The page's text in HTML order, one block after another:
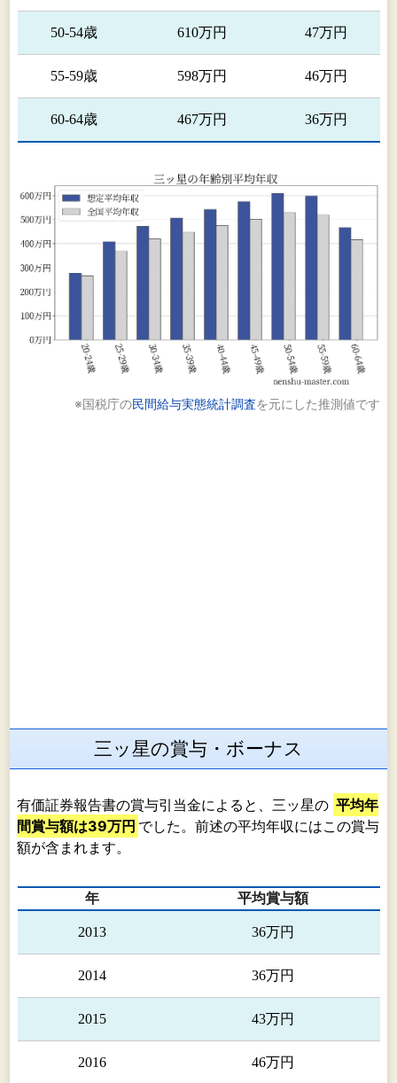
50-54歳 610万円 47万円
55-59歳 598万円 46万円
60-64歳 467万円 36万円
※国税庁の民間給与実態統計調査を元にした推測値です
三ッ星の賞与・ボーナス
有価証券報告書の賞与引当金によると、三ッ星の 平均年
間賞与額は39万円 でした。前述の平均年収にはこの賞与
額が含まれます。
年 平均賞与額
2013 36万円
2014 36万円
2015 43万円
2016 46万円